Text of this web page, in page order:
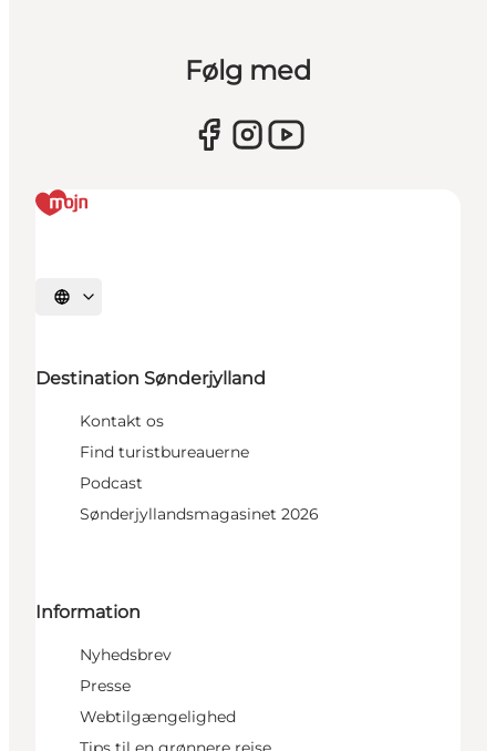
Følg med
Vælg sprog
Destination Sønderjylland
Kontakt os
Find turistbureauerne
Podcast
Sønderjyllandsmagasinet 2026
Information
Nyhedsbrev
Presse
Webtilgængelighed